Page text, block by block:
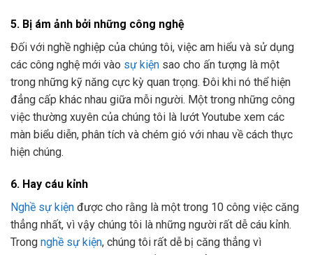
5. Bị ám ảnh bởi những công nghệ
Đối với nghề nghiệp của chúng tôi, việc am hiểu và sử dụng
các công nghệ mới vào sự kiện sao cho ấn tượng là một
trong những kỹ năng cực kỳ quan trọng. Đôi khi nó thể hiện
đẳng cấp khác nhau giữa mỗi người. Một trong những công
việc thường xuyên của chúng tôi là lướt Youtube xem các
màn biểu diễn, phân tích và chém gió với nhau về cách thực
hiện chúng.
6. Hay cáu kỉnh
Nghề sự kiện được cho rằng là một trong 10 công việc căng
thẳng nhất, vì vậy chúng tôi là những người rất dễ cáu kỉnh.
Trong nghề sự kiện, chúng tôi rất dễ bị căng thẳng vì